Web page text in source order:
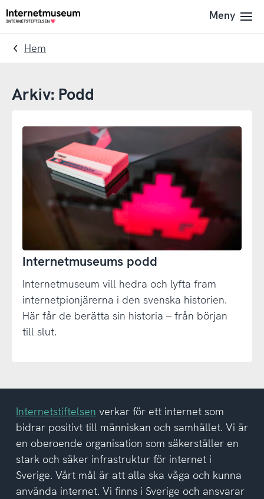
To
navigation
Till
innehållet
Till
Meny
Hem
Arkiv: Podd
Internetmuseums podd
Internetmuseum vill hedra och lyfta fram
internetpionjärerna i den svenska historien.
Här får de berätta sin historia – från början
till slut.
Internetstiftelsen verkar för ett internet som
bidrar positivt till människan och samhället. Vi är
en oberoende organisation som säkerställer en
stark och säker infrastruktur för internet i
Sverige. Vårt mål är att alla ska våga och kunna
använda internet. Vi finns i Sverige och ansvarar